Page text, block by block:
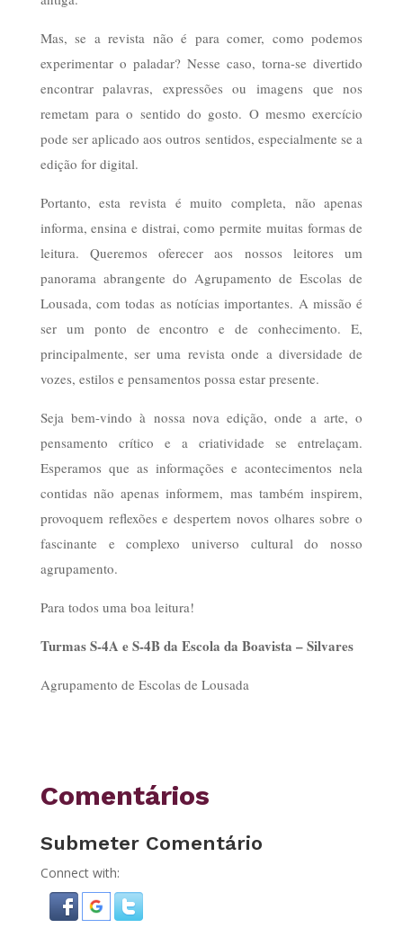
Mas, se a revista não é para comer, como podemos
experimentar o paladar? Nesse caso, torna-se divertido
encontrar palavras, expressões ou imagens que nos
remetam para o sentido do gosto. O mesmo exercício
pode ser aplicado aos outros sentidos, especialmente se a
edição for digital.
Portanto, esta revista é muito completa, não apenas
informa, ensina e distrai, como permite muitas formas de
leitura. Queremos oferecer aos nossos leitores um
panorama abrangente do Agrupamento de Escolas de
Lousada, com todas as notícias importantes. A missão é
ser um ponto de encontro e de conhecimento. E,
principalmente, ser uma revista onde a diversidade de
vozes, estilos e pensamentos possa estar presente.
Seja bem-vindo à nossa nova edição, onde a arte, o
pensamento crítico e a criatividade se entrelaçam.
Esperamos que as informações e acontecimentos nela
contidas não apenas informem, mas também inspirem,
provoquem reflexões e despertem novos olhares sobre o
fascinante e complexo universo cultural do nosso
agrupamento.
Para todos uma boa leitura!
Turmas S-4A e S-4B da Escola da Boavista – Silvares
Agrupamento de Escolas de Lousada
Comentários
Submeter Comentário
Connect with: